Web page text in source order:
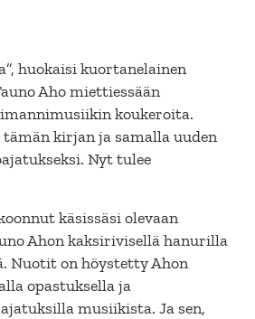
huokaisi kuortanelainen
Aho miettiessään
koukeroita.
kirjan ja samalla uuden
Nyt tulee
käsissäsi olevaan
Ahon kaksirivisellä hanurilla
Nuotit on höystetty Ahon
opastuksella ja
musiikista. Ja sen,